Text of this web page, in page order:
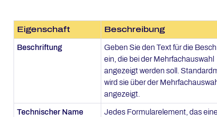
Eigenschaft Beschreibung
Beschriftung
Geben Sie den Text für die
ein, die bei der Mehrfachauswahl
angezeigt werden soll.
wird sie über der
angezeigt.
Technischer Name
Jedes Formularelement, das